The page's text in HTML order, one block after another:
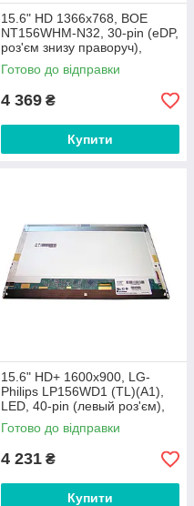
15.6" HD 1366x768, BOE
NT156WHM-N32, 30-pin (eDP,
роз'єм знизу праворуч),
глянсовий, slim
Готово до відправки
4 369 ₴
Купити
15.6" HD+ 1600х900, LG-
Philips LP156WD1 (TL)(A1),
LED, 40-pin (левый роз'єм),
матова, REF!
Готово до відправки
4 231 ₴
Купити